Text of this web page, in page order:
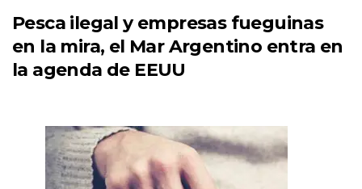
Pesca ilegal y empresas fueguinas
en la mira, el Mar Argentino entra en
la agenda de EEUU